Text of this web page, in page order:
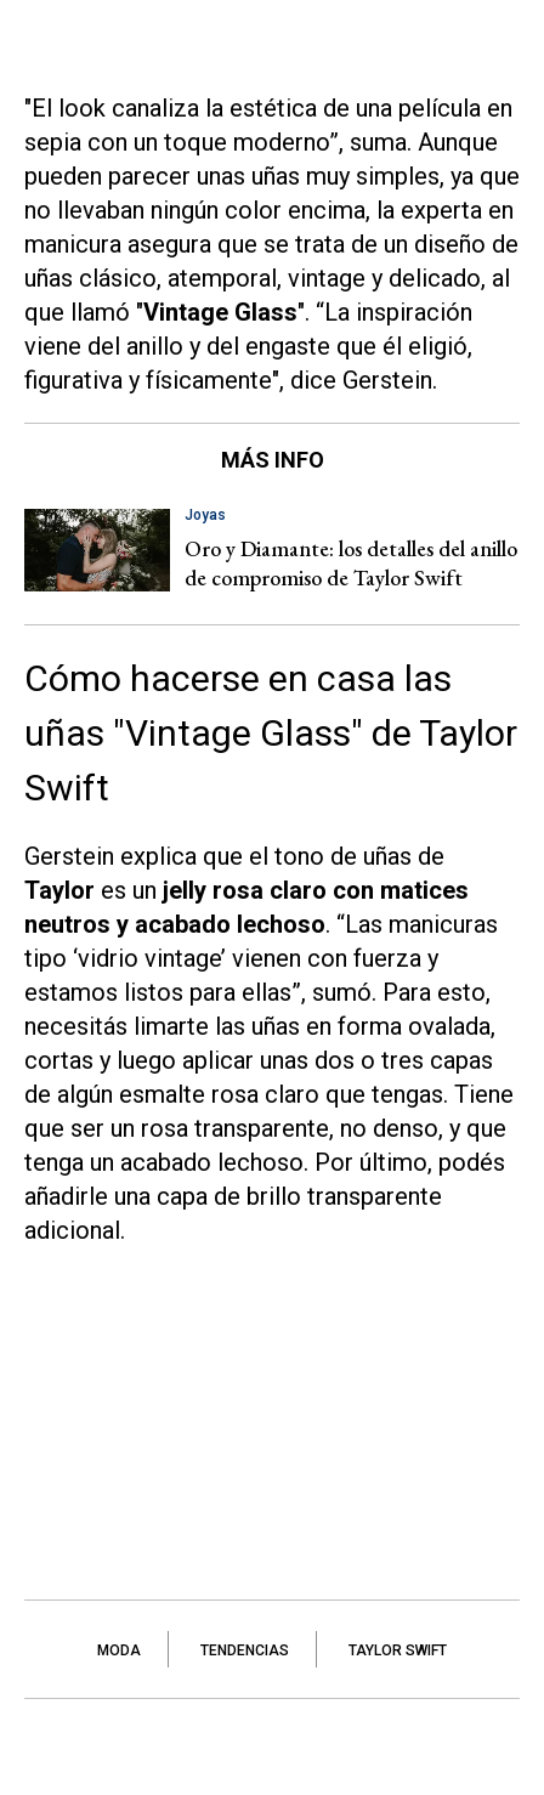
"El look canaliza la estética de una película en
sepia con un toque moderno”, suma. Aunque
pueden parecer unas uñas muy simples, ya que
no llevaban ningún color encima, la experta en
manicura asegura que se trata de un diseño de
uñas clásico, atemporal, vintage y delicado, al
que llamó "Vintage Glass". “La inspiración
viene del anillo y del engaste que él eligió,
figurativa y físicamente", dice Gerstein.
MÁS INFO
Joyas
Oro y Diamante: los detalles del anillo
de compromiso de Taylor Swift
Cómo hacerse en casa las
uñas "Vintage Glass" de Taylor
Swift
Gerstein explica que el tono de uñas de
Taylor es un jelly rosa claro con matices
neutros y acabado lechoso. “Las manicuras
tipo ‘vidrio vintage’ vienen con fuerza y
estamos listos para ellas”, sumó. Para esto,
necesitás limarte las uñas en forma ovalada,
cortas y luego aplicar unas dos o tres capas
de algún esmalte rosa claro que tengas. Tiene
que ser un rosa transparente, no denso, y que
tenga un acabado lechoso. Por último, podés
añadirle una capa de brillo transparente
adicional.
MODA TENDENCIAS TAYLOR SWIFT